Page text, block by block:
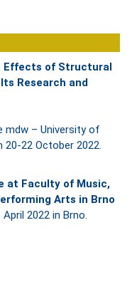
Effects of Structural
Research and
mdw – University of
22 October 2022.
at Faculty of Music,
Arts in Brno
2022 in Brno.